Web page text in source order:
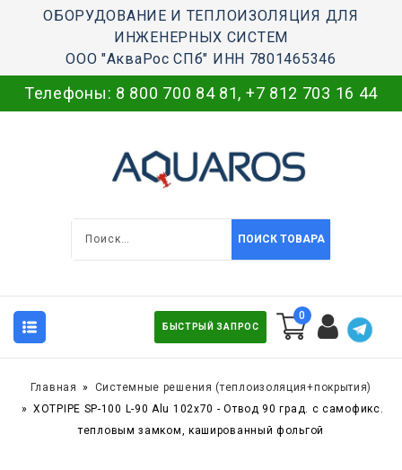
ОБОРУДОВАНИЕ И ТЕПЛОИЗОЛЯЦИЯ ДЛЯ
ИНЖЕНЕРНЫХ СИСТЕМ
ООО "АкваРос СПб" ИНН 7801465346
Телефоны: 8 800 700 84 81, +7 812 703 16 44
ПОИСК ТОВАРА
БЫСТРЫЙ ЗАПРОС
0
Главная
Системные решения (теплоизоляция+покрытия)
XOTPIPE SP-100 L-90 Alu 102x70 - Отвод 90 град. c самофикс.
тепловым замком, кашированный фольгой